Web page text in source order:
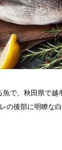
で、秋田県で越
の後部に明瞭な